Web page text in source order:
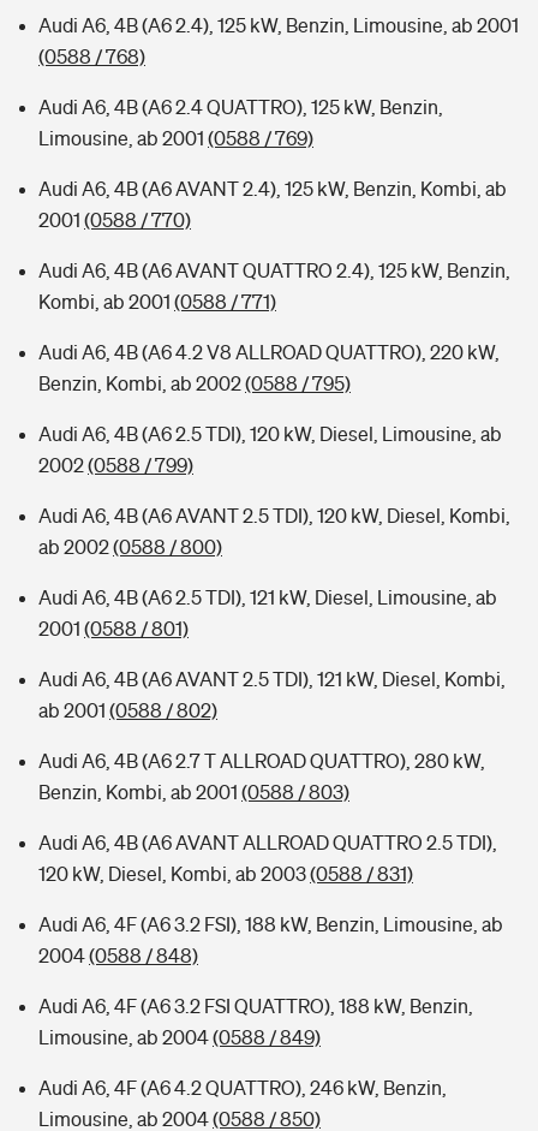
Audi A6, 4B (A6 2.4), 125 kW, Benzin, Limousine, ab 2001
(0588 / 768)
Audi A6, 4B (A6 2.4 QUATTRO), 125 kW, Benzin,
Limousine, ab 2001 (0588 / 769)
Audi A6, 4B (A6 AVANT 2.4), 125 kW, Benzin, Kombi, ab
2001 (0588 / 770)
Audi A6, 4B (A6 AVANT QUATTRO 2.4), 125 kW, Benzin,
Kombi, ab 2001 (0588 / 771)
Audi A6, 4B (A6 4.2 V8 ALLROAD QUATTRO), 220 kW,
Benzin, Kombi, ab 2002(0588 / 795)
Audi A6, 4B (A6 2.5 TDI), 120 kW, Diesel, Limousine, ab
2002(0588 / 799)
Audi A6, 4B (A6 AVANT 2.5 TDI), 120 kW, Diesel, Kombi,
ab 2002(0588 / 800)
Audi A6, 4B (A6 2.5 TDI), 121 kW, Diesel, Limousine, ab
2001 (0588 / 801)
Audi A6, 4B (A6 AVANT 2.5 TDI), 121 kW, Diesel, Kombi,
ab 2001 (0588 / 802)
Audi A6, 4B (A6 2.7 T ALLROAD QUATTRO), 280 kW,
Benzin, Kombi, ab 2001 (0588 / 803)
Audi A6, 4B (A6 AVANT ALLROAD QUATTRO 2.5 TDI),
120 kW, Diesel, Kombi, ab 2003(0588 / 831)
Audi A6, 4F (A6 3.2 FSI), 188 kW, Benzin, Limousine, ab
2004(0588 / 848)
Audi A6, 4F (A6 3.2 FSI QUATTRO), 188 kW, Benzin,
Limousine, ab 2004(0588 / 849)
Audi A6, 4F (A6 4.2 QUATTRO), 246 kW, Benzin,
Limousine, ab 2004(0588 / 850)